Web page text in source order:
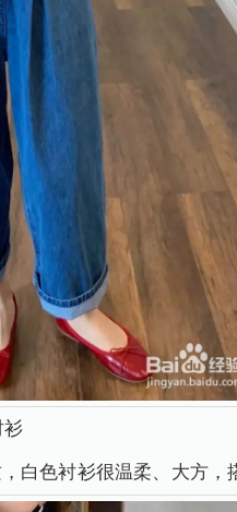
衫
白色衬衫很温柔、大方